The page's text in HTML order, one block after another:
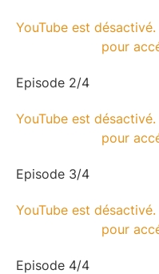
YouTube est
pour
Episode 2/4
YouTube est
pour
Episode 3/4
YouTube est
pour
Episode 4/4